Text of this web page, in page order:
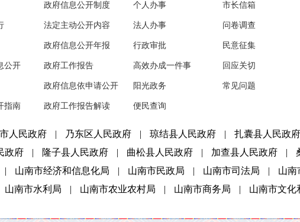
公开
指南
政府信息公开制度
法定主动公开内容
政府信息公开年报
政府工作报告
政府信息依申请公开
政府工作报告解读
个人办事
法人办事
行政审批
高效办成一件事
阳光政务
便民查询
市长信箱
问卷调查
民意征集
回应关切
常见问题
人民政府 | 乃东区人民政府 | 琼结县人民政府 | 扎囊县人民政府
政府 | 隆子县人民政府 | 曲松县人民政府 | 加查县人民政府 |
| 山南市经济和信息化局 | 山南市民政局 | 山南市司法局 | 山南
山南市水利局 | 山南市农业农村局 | 山南市商务局 | 山南市文化